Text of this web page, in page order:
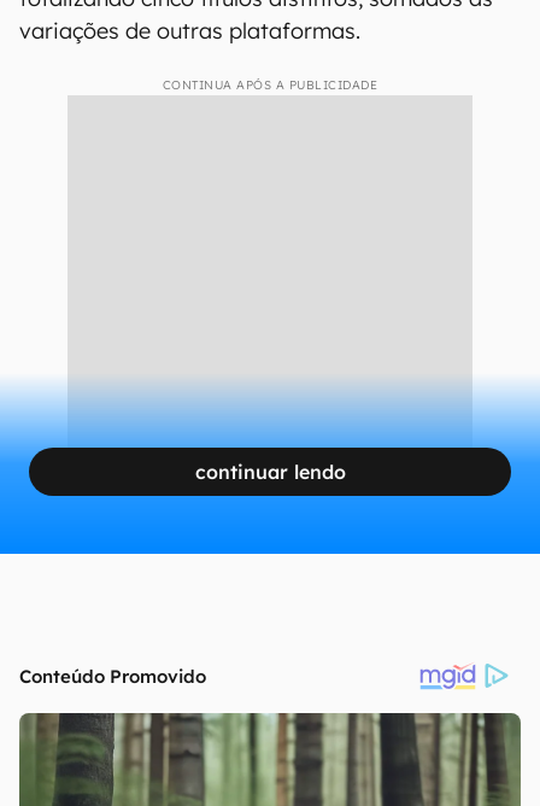
variações de outras plataformas.
CONTINUA APÓS A PUBLICIDADE
continuar lendo